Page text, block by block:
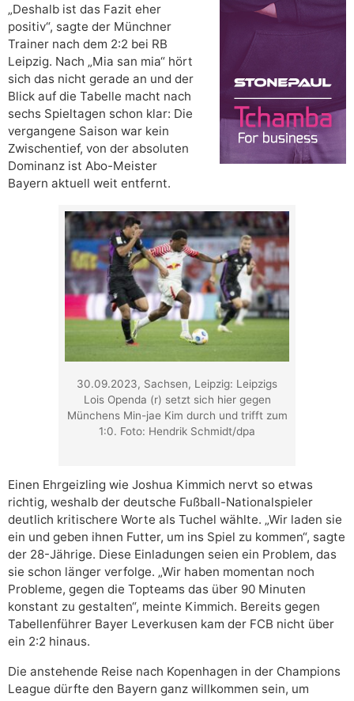
„Deshalb ist das Fazit eher
positiv“, sagte der Münchner
Trainer nach dem 2:2 bei RB
Leipzig. Nach „Mia san mia“ hört
sich das nicht gerade an und der
Blick auf die Tabelle macht nach
sechs Spieltagen schon klar: Die
vergangene Saison war kein
Zwischentief, von der absoluten
Dominanz ist Abo-Meister
Bayern aktuell weit entfernt.
30.09.2023, Sachsen, Leipzig: Leipzigs
Lois Openda (r) setzt sich hier gegen
Münchens Min-jae Kim durch und trifft zum
1:0. Foto: Hendrik Schmidt/dpa
Einen Ehrgeizling wie Joshua Kimmich nervt so etwas
richtig, weshalb der deutsche Fußball-Nationalspieler
deutlich kritischere Worte als Tuchel wählte. „Wir laden sie
ein und geben ihnen Futter, um ins Spiel zu kommen“, sagte
der 28-Jährige. Diese Einladungen seien ein Problem, das
sie schon länger verfolge. „Wir haben momentan noch
Probleme, gegen die Topteams das über 90 Minuten
konstant zu gestalten“, meinte Kimmich. Bereits gegen
Tabellenführer Bayer Leverkusen kam der FCB nicht über
ein 2:2 hinaus.
Die anstehende Reise nach Kopenhagen in der Champions
League dürfte den Bayern ganz willkommen sein, um